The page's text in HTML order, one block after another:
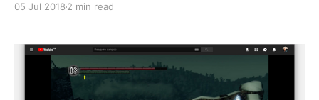
[https://www.patreon.com/bePatron?
c=888604&rid=1645048] если хочешь получать
подобные истории прямо в почтовый
05 Jul 2018 2 min read